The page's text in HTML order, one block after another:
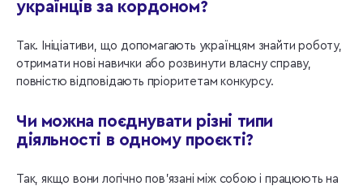
українців за кордоном?
Так. Ініціативи, що допомагають українцям знайти роботу,
отримати нові навички або розвинути власну справу,
повністю відповідають пріоритетам конкурсу.
Чи можна поєднувати різні типи
діяльності в одному проєкті?
Так, якщо вони логічно пов’язані між собою і працюють на